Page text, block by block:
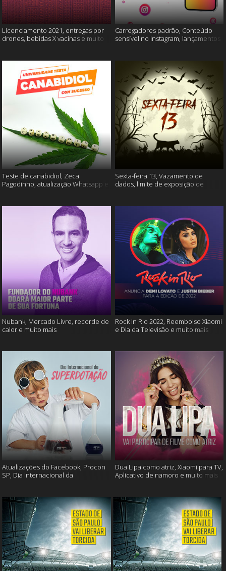
Licenciamento 2021, entregas por
drones, bebidas X vacinas e muito
Carregadores padrão, Conteúdo
sensível no Instagram, lançamentos
Teste de canabidiol, Zeca
Pagodinho, atualização Whatsapp e
Sexta-feira 13, Vazamento de
dados, limite de exposição de
Nubank, Mercado Livre, recorde de
calor e muito mais
Rock in Rio 2022, Reembolso Xiaomi
e Dia da Televisão e muito mais
Atualizações do Facebook, Procon
SP, Dia Internacional da
Dua Lipa como atriz, Xiaomi para TV,
Aplicativo de namoro e muito mais